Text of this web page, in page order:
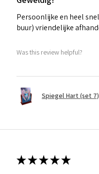
Persoonlijke en heel
buur) vriendelijke
Was this review helpful?
Spiegel Hart (set 7)
★★★★★